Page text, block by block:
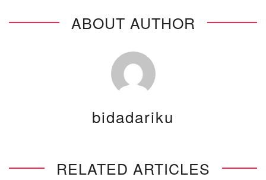
ABOUT AUTHOR
bidadariku
RELATED ARTICLES